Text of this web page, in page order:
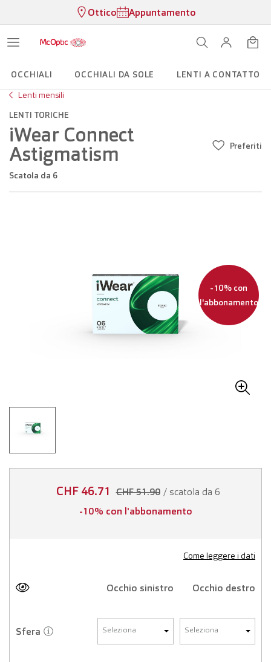
Ottico Appuntamento
OCCHIALI OCCHIALI DA SOLE
LENTI A CONTATTO
Lenti mensili
LENTI TORICHE
iWear Connect
Astigmatism
scatola da 6
Preferiti
-10% con
l'abbonamento
CHF 46.71 CHF 51.90 / scatola da 6
-10% con l'abbonamento
Come leggere i dati
Occhio sinistro Occhio destro
Sfera Seleziona Seleziona